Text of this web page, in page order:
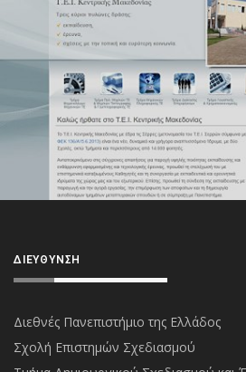
ΔΙΕΎΘΥΝΣΗ
Διεθνές Πανεπιστήμιο της Ελλάδος
Σχολή Επιστημών Σχεδιασμού